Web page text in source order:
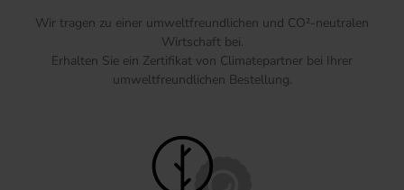
Wir tragen zu einer umweltfreundlichen und CO²-neutralen
Wirtschaft bei.
Erhalten Sie ein Zertifikat von Climatepartner bei Ihrer
umweltfreundlichen Bestellung.